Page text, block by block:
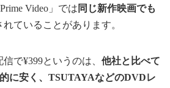
Video」では 同じ新作映画でも
れていることがあります。
で¥399というのは、 他社と比べて
に安く、TSUTAYAなどのDVDレ